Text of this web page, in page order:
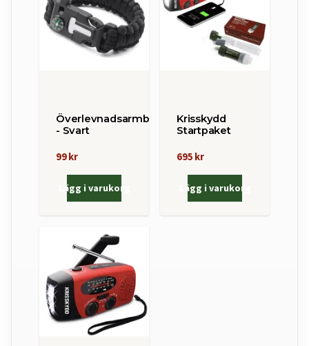
Överlevnadsarmband
- Svart
99 kr
Lägg i varukorg
Krisskydd
Startpaket
695 kr
Lägg i varukorg